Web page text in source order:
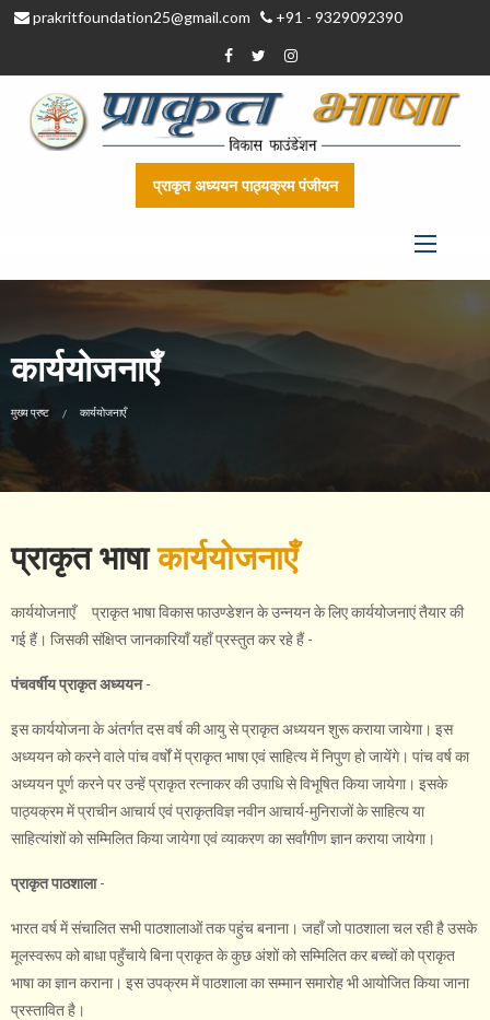
prakritfoundation25@gmail.com +91 - 9329092390
प्राकृत अध्ययन पाठ्यक्रम पंजीयन
कार्ययोजनाएँ
मुख्य प्रष्ट CURRENT:
कार्ययोजनाएँ
प्राकृत भाषाकार्ययोजनाएँ
कार्ययोजनाएँ प्राकृत भाषा विकास फाउण्डेशन के उन्नयन के लिए कार्ययोजनाएं तैयार की
गई हैं। जिसकी संक्षिप्त जानकारियाँ यहाँ प्रस्तुत कर रहे हैं -
पंचवर्षीय प्राकृत अध्ययन-
इस कार्ययोजना के अंतर्गत दस वर्ष की आयु से प्राकृत अध्ययन शुरू कराया जायेगा। इस
अध्ययन को करने वाले पांच वर्षों में प्राकृत भाषा एवं साहित्य में निपुण हो जायेंगे। पांच वर्ष का
अध्ययन पूर्ण करने पर उन्हें प्राकृत रत्नाकर की उपाधि से विभूषित किया जायेगा। इसके
पाठ्यक्रम में प्राचीन आचार्य एवं प्राकृतविज्ञ नवीन आचार्य-मुनिराजों के साहित्य या
साहित्यांशों को सम्मिलित किया जायेगा एवं व्याकरण का सर्वांगीण ज्ञान कराया जायेगा।
प्राकृत पाठशाला-
भारत वर्ष में संचालित सभी पाठशालाओं तक पहुंच बनाना। जहाँ जो पाठशाला चल रही है उसके
मूलस्वरूप को बाधा पहुँचाये बिना प्राकृत के कुछ अंशों को सम्मिलित कर बच्चों को प्राकृत
भाषा का ज्ञान कराना। इस उपक्रम में पाठशाला का सम्मान समारोह भी आयोजित किया जाना
प्रस्तावित है।